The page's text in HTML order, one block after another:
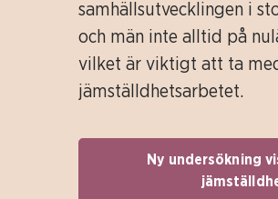
samhällsutvecklingen i
och män inte alltid på
vilket är viktigt att ta
jämställdhetsarbetet.
Ny undersökning